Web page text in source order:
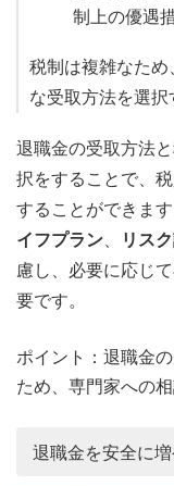
制上の優遇
税制は複雑なた
な受取方法を選択
退職金の受取方法
択をすることで、
することができま
イフプラン
リス
慮し、必要に応じ
要です。
ポイント：退職金
ため、専門家への相
退職金を安全に